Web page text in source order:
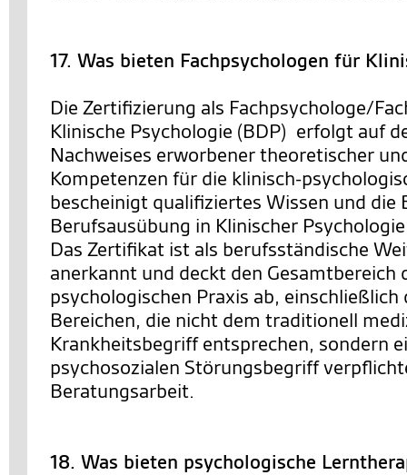
17. Was bieten Fachpsychologen für
Die Zertifizierung als Fachpsychologe/
Klinische Psychologie (BDP) erfolgt auf
Nachweises erworbener theoretischer
Kompetenzen für die klinisch-
bescheinigt qualifiziertes Wissen und die
Berufsausübung in Klinischer
Das Zertifikat ist als berufsständische
anerkannt und deckt den Gesamtbereich
psychologischen Praxis ab,
Bereichen, die nicht dem traditionell
Krankheitsbegriff entsprechen, sondern
psychosozialen Störungsbegriff
Beratungsarbeit.
18. Was bieten psychologische